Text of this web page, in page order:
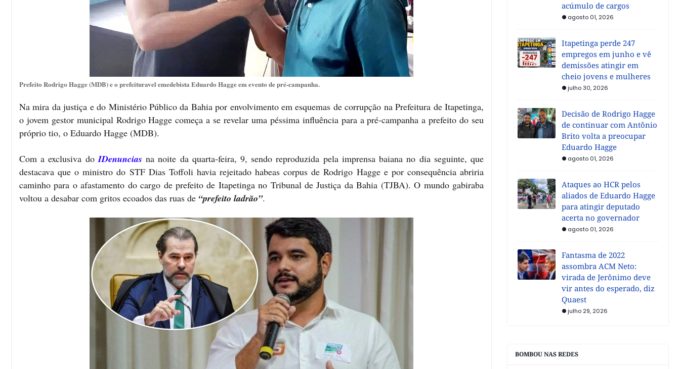
Prefeito Rodrigo Hagge (MDB) e o prefeituravel emedebista Eduardo Hagge em evento de pré-campanha.
Na mira da justiça e do Ministério Público da Bahia por envolvimento em esquemas de corrupção na Prefeitura de Itapetinga,
o jovem gestor municipal Rodrigo Hagge começa a se revelar uma péssima influência para a pré-campanha a prefeito do seu
próprio tio, o Eduardo Hagge (MDB).
Com a exclusiva doIDenuncias na noite da quarta-feira, 9, sendo reproduzida pela imprensa baiana no dia seguinte, que
destacava que o ministro do STF Dias Toffoli havia rejeitado habeas corpus de Rodrigo Hagge e por consequência abriria
caminho para o afastamento do cargo de prefeito de Itapetinga no Tribunal de Justiça da Bahia (TJBA). O mundo gabiraba
voltou a desabar com gritos ecoados das ruas de “prefeito ladrão”.
acúmulo de cargos
agosto 01, 2026
Itapetinga perde 247
empregos em junho e vê
demissões atingir em
cheio jovens e mulheres
julho 30, 2026
Decisão de Rodrigo Hagge
de continuar com Antônio
Brito volta a preocupar
Eduardo Hagge
agosto 01, 2026
Ataques ao HCR pelos
aliados de Eduardo Hagge
para atingir deputado
acerta no governador
agosto 01, 2026
Fantasma de 2022
assombra ACM Neto:
virada de Jerônimo deve
vir antes do esperado, diz
Quaest
julho 29, 2026
BOMBOU NAS REDES